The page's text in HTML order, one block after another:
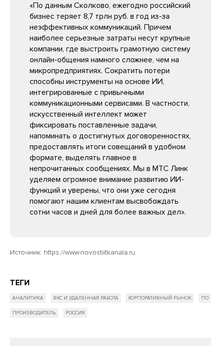
«По данным Сколково, ежегодно российский
бизнес теряет 8,7 трлн руб. в год из-за
неэффективных коммуникаций. Причем
наиболее серьезные затраты несут крупные
компании, где выстроить грамотную систему
онлайн-общения намного сложнее, чем на
микропредприятиях. Сократить потери
способны инструменты на основе ИИ,
интегрированные с привычными
коммуникационными сервисами. В частности,
искусственный интеллект может
фиксировать поставленные задачи,
напоминать о достигнутых договоренностях,
предоставлять итоги совещаний в удобном
формате, выделять главное в
непрочитанных сообщениях. Мы в МТС Линк
уделяем огромное внимание развитию ИИ-
функций и уверены, что они уже сегодня
помогают нашим клиентам высвобождать
сотни часов и дней для более важных дел».
Источник: https://www.novostiitkanala.ru
ТЕГИ
АНАЛИТИКА ВКС И УДАЛЕННАЯ РАБОТА КОРПОРАТИВНЫЙ РЫНОК ПО
ПРОИЗВОДИТЕЛЬ РОССИЯ